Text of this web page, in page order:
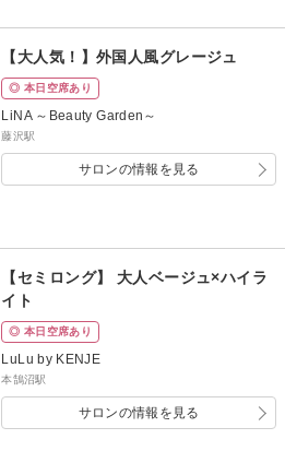
【大人気！】外国人風グレージュ
◎ 本日空席あり
LiNA ～Beauty Garden～
藤沢駅
サロンの情報を見る
【セミロング】 大人ベージュ×ハイラ
イト
◎ 本日空席あり
LuLu by KENJE
本鵠沼駅
サロンの情報を見る